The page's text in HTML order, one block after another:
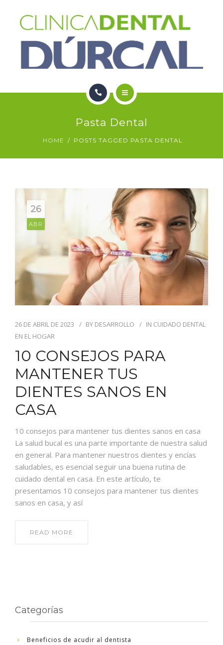
CONTACTO
CONTACTO
Pasta Dental
HOME POSTS TAGGED PASTA DENTAL
26
ABR
26 DE ABRIL DE 2023 BY DESARROLLO IN CUIDADO DENTAL
EN EL HOGAR
10 CONSEJOS PARA
MANTENER TUS
DIENTES SANOS EN
CASA
10 consejos para mantener tus dientes sanos en casa
La salud bucal es una parte importante de nuestra salud
en general. Para mantener nuestros dientes y encías
saludables, es esencial seguir una buena rutina de
cuidado dental en casa. En este artículo, te
presentamos 10 consejos para mantener tus dientes
sanos en casa, y así
READ MORE
Categorías
Beneficios de acudir al dentista